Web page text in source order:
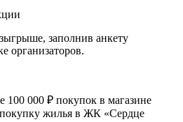
заполнив анкету
организаторов.
100 000 ₽ покупок в магазине
жилья в ЖК «Сердце